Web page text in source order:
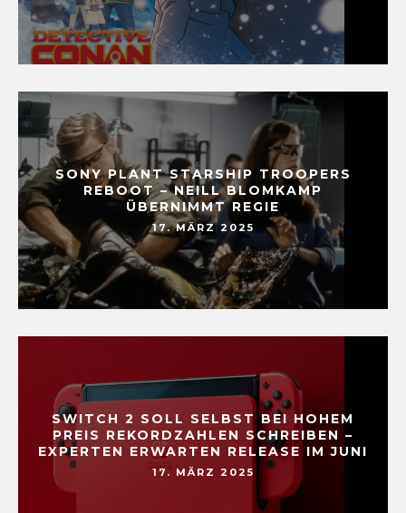
SONY PLANT STARSHIP TROOPERS
REBOOT – NEILL BLOMKAMP
ÜBERNIMMT REGIE
17. MÄRZ 2025
SWITCH 2 SOLL SELBST BEI HOHEM
PREIS REKORDZAHLEN SCHREIBEN –
EXPERTEN ERWARTEN RELEASE IM JUNI
17. MÄRZ 2025